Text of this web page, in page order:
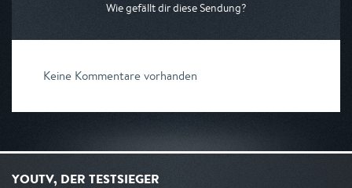
Wie gefällt dir diese Sendung?
Keine Kommentare vorhanden
YOUTV, DER TESTSIEGER